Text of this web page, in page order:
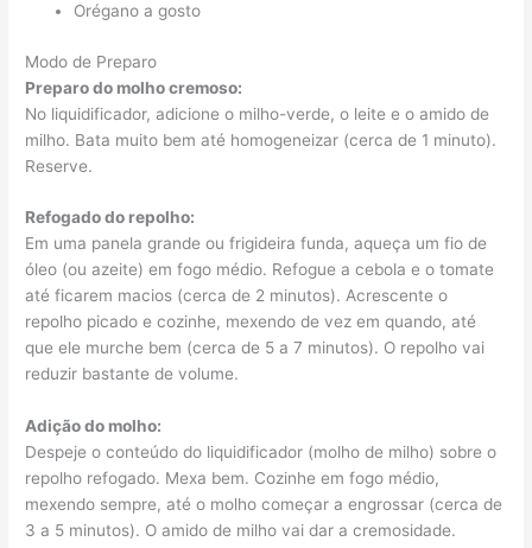
Orégano a gosto
Modo de Preparo
Preparo do molho cremoso:
No liquidificador, adicione o milho-verde, o leite e o amido de
milho. Bata muito bem até homogeneizar (cerca de 1 minuto).
Reserve.
Refogado do repolho:
Em uma panela grande ou frigideira funda, aqueça um fio de
óleo (ou azeite) em fogo médio. Refogue a cebola e o tomate
até ficarem macios (cerca de 2 minutos). Acrescente o
repolho picado e cozinhe, mexendo de vez em quando, até
que ele murche bem (cerca de 5 a 7 minutos). O repolho vai
reduzir bastante de volume.
Adição do molho:
Despeje o conteúdo do liquidificador (molho de milho) sobre o
repolho refogado. Mexa bem. Cozinhe em fogo médio,
mexendo sempre, até o molho começar a engrossar (cerca de
3 a 5 minutos). O amido de milho vai dar a cremosidade.